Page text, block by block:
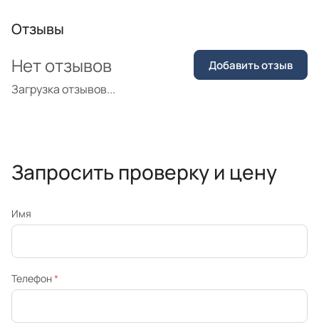
Отзывы
Загрузка отзывов...
Нет отзывов Добавить отзыв
Запросить проверку и цену
Имя
Телефон*